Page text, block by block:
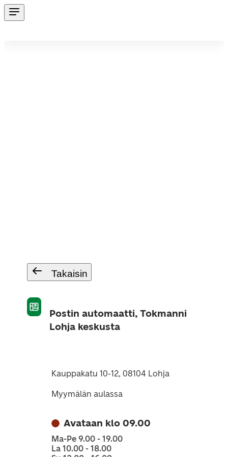
Takaisin
Postin automaatti, Tokmanni
Lohja keskusta
Kauppakatu 10-12, 08104 Lohja
Myymälän aulassa
Avataan klo 09.00
Ma-Pe 9.00 - 19.00
La 10.00 - 18.00